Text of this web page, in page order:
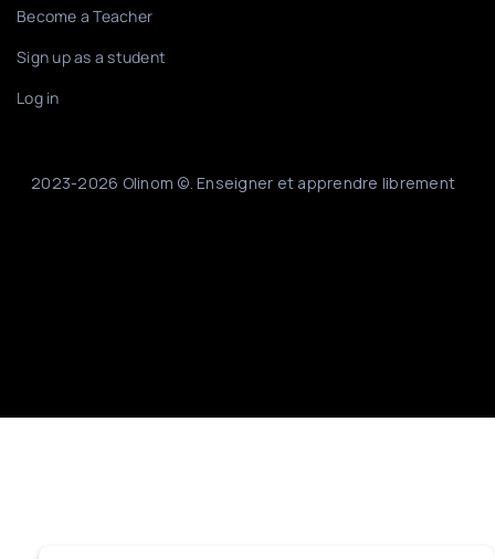
Become a Teacher
Sign up as a student
Log in
2023-2026 Olinom ©. Enseigner et apprendre librement